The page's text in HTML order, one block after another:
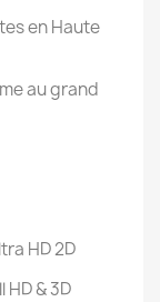
en Haute
au grand
HD 2D
& 3D